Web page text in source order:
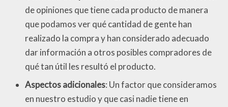
de opiniones que tiene cada producto de manera
que podamos ver qué cantidad de gente han
realizado la compra y han considerado adecuado
dar información a otros posibles compradores de
qué tan útil les resultó el producto.
Aspectos adicionales: Un factor que consideramos
en nuestro estudio y que casi nadie tiene en